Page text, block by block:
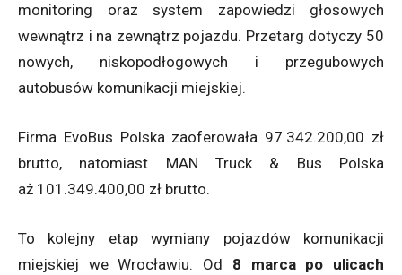
monitoring oraz system zapowiedzi głosowych
wewnątrz i na zewnątrz pojazdu. Przetarg dotyczy 50
nowych, niskopodłogowych i przegubowych
autobusów komunikacji miejskiej.
Firma EvoBus Polska zaoferowała 97.342.200,00 zł
brutto, natomiast MAN Truck & Bus Polska
aż 101.349.400,00 zł brutto.
To kolejny etap wymiany pojazdów komunikacji
miejskiej we Wrocławiu. Od 8 marca po ulicach